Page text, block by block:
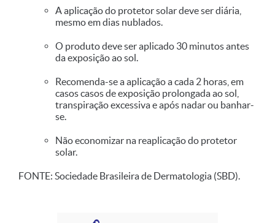
A aplicação do protetor solar deve ser diária,
mesmo em dias nublados.
O produto deve ser aplicado 30 minutos antes
da exposição ao sol.
Recomenda-se a aplicação a cada 2 horas, em
casos casos de exposição prolongada ao sol,
transpiração excessiva e após nadar ou banhar-
se.
Não economizar na reaplicação do protetor
solar.
FONTE: Sociedade Brasileira de Dermatologia (SBD).